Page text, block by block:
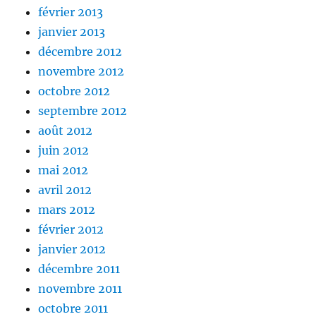
février 2013
janvier 2013
décembre 2012
novembre 2012
octobre 2012
septembre 2012
août 2012
juin 2012
mai 2012
avril 2012
mars 2012
février 2012
janvier 2012
décembre 2011
novembre 2011
octobre 2011